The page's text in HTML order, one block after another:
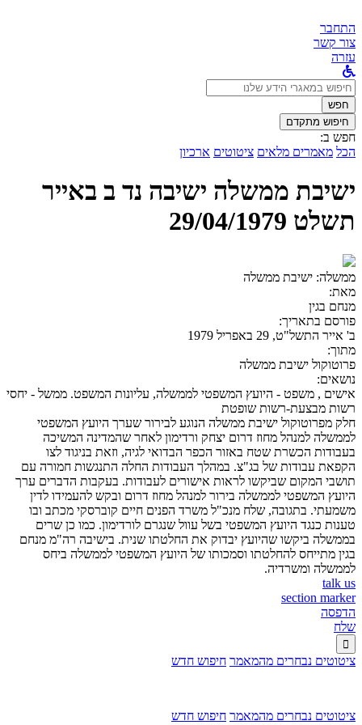
התחבר
צור קשר
עזרה
לחפש
ב:חפש
חיפוש מתקדם
חפש ב:
הכל מאמרים מלאים ציטוטים ארכיון
ישיבת ממשלה ישיבה נד ב באייר
תשלט 29/04/1979
ממשלה: ישיבת ממשלה
מאת:
מנחם בגין
פורסם בתאריך:
ב' אייר התשל"ט, 29 באפריל 1979
מתוך:
פרוטוקול ישיבת ממשלה
נושאים:
אישים , משפט - היועץ המשפטי לממשלה, עליונות המשפט. ממשל - יחסי
רשות מבצעת-רשות שופטת
חלק מפרוטוקול ישיבת ממשלה הנוגע לבירור שערך היועץ המשפטי
לממשלה למנהל מחוז דרום יצחק ורדימון לאחר שהמדינה המשיכה
בעבודות הכשרת שטח באזור הכפר הבדואי לגיה, וזאת בניגוד לצו
הקפאת עבודות של בג"צ. במהלך העבודות החלה התנגשות חמורה עם
תושבי המקום שביקשו לראות אישורים לעבודות. בעקבות הדברים ערך
היועץ המשפטי לממשלה בירור למנהל מחוז דרום ובקש להעמידו לדין
משמעתי. בתגובה, שלח מנכ"ל משרד הפנים חיים קוברסקי מכתב ובו
טענות כנגד היועץ המשפטי בשל עוול שנגרם לורדימון. כמו כן שרים
בממשלה ביקשו שהיועץ יבדוק את החלטתו שנית. בישיבה רה"מ מנחם
בגין מתייחס להחלטתו וסמכותו של היועץ המשפטי לממשלה ביחס
לממשלה ומשרדיה.
talk us
section marker
הדפסה
שלח

ציטוטים נבחרים מהמאמר חיפוש חדש
ציטוטים נבחרים מהמאמר חיפוש חדש